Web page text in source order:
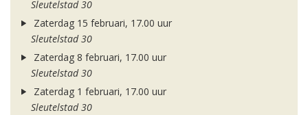
Sleutelstad 30
Zaterdag 15 februari, 17.00 uur
Sleutelstad 30
Zaterdag 8 februari, 17.00 uur
Sleutelstad 30
Zaterdag 1 februari, 17.00 uur
Sleutelstad 30